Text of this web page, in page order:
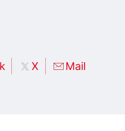
X Mail